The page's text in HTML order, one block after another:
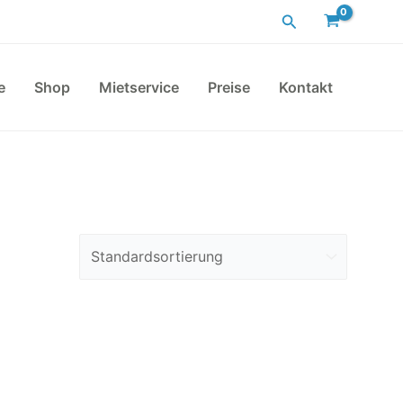
Suchen
Shop Mietservice Preise Kontakt